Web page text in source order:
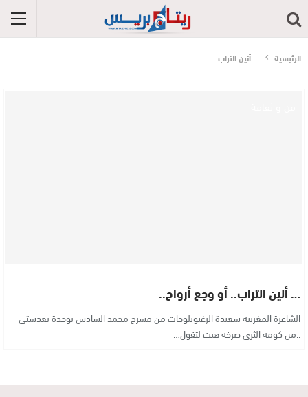
الرئيسية … أنين التراب..
… أنين التراب.. أو وجع أرواح..
الشاعرة المغربية سعيدة الرغيويلوحات من مسرح محمد السادس بوجدة بعدستي
..من كومة الثرى صرخة هبت لتقول…